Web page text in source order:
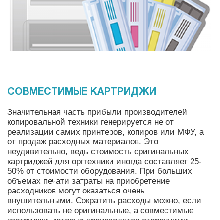
СОВМЕСТИМЫЕ КАРТРИДЖИ
Значительная часть прибыли производителей
копировальной техники генерируется не от
реализации самих принтеров, копиров или МФУ, а
от продаж расходных материалов. Это
неудивительно, ведь стоимость оригинальных
картриджей для оргтехники иногда составляет 25-
50% от стоимости оборудования. При больших
объемах печати затраты на приобретение
расходников могут оказаться очень
внушительными. Сократить расходы можно, если
использовать не оригинальные, а совместимые